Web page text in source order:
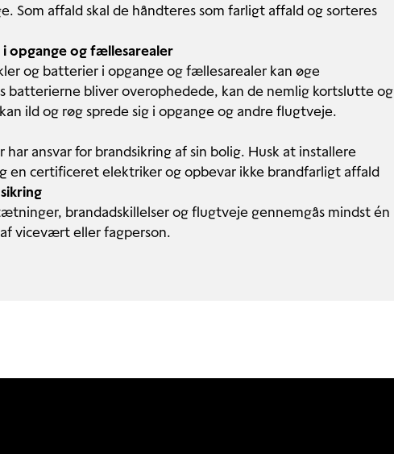
Som affald skal de håndteres som farligt affald og sorteres
opgange og fællesarealer
og batterier i opgange og fællesarealer kan øge
batterierne bliver overophedede, kan de nemlig kortslutte og
ild og røg sprede sig i opgange og andre flugtveje.
har ansvar for brandsikring af sin bolig. Husk at installere
en certificeret elektriker og opbevar ikke brandfarligt affald
brandadskillelser og flugtveje gennemgås mindst én
vicevært eller fagperson.